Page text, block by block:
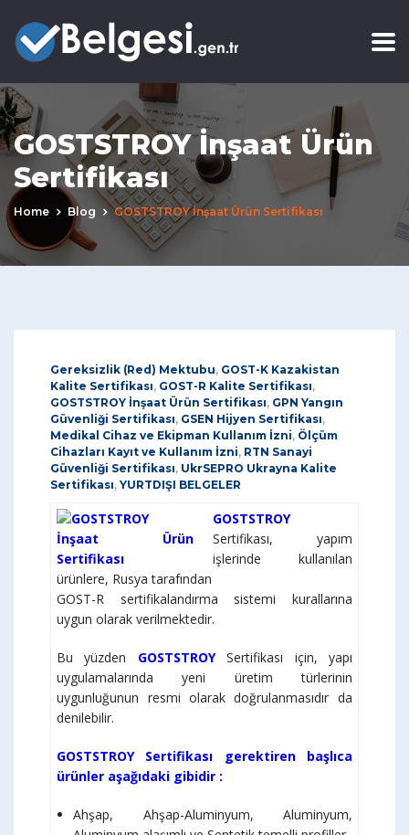
GOSTSTROY İnşaat Ürün
Sertifikası
Home Blog GOSTSTROY İnşaat Ürün Sertifikası
Gereksizlik (Red) Mektubu, GOST-K Kazakistan
Kalite Sertifikası, GOST-R Kalite Sertifikası,
GOSTSTROY İnşaat Ürün Sertifikası, GPN Yangın
Güvenliği Sertifikası, GSEN Hijyen Sertifikası,
Medikal Cihaz ve Ekipman Kullanım İzni, Ölçüm
Cihazları Kayıt ve Kullanım İzni, RTN Sanayi
Güvenliği Sertifikası, UkrSEPRO Ukrayna Kalite
Sertifikası, YURTDIŞI BELGELER
GOSTSTROY
Sertifikası, yapım
işlerinde kullanılan
ürünlere, Rusya tarafından
GOST-R sertifikalandırma sistemi kurallarına
uygun olarak verilmektedir.
Bu yüzden GOSTSTROYSertifikası için, yapı
uygulamalarında yeni üretim türlerinin
uygunluğunun resmi olarak doğrulanmasıdır da
denilebilir.
GOSTSTROY Sertifikası gerektiren başlıca
ürünler aşağıdaki gibidir :
Ahşap, Ahşap-Aluminyum, Aluminyum,